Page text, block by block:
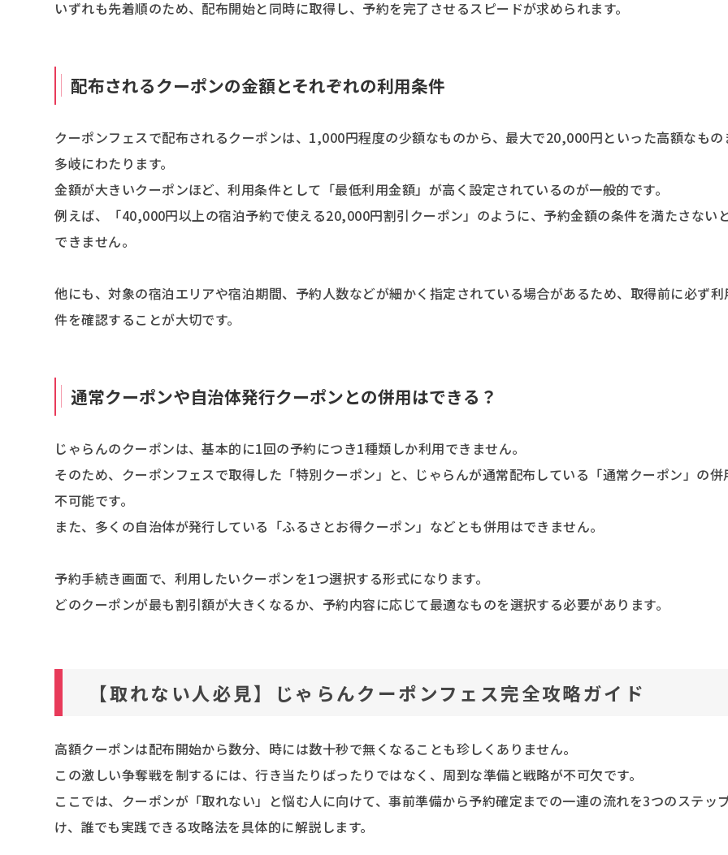
いずれも先着順のため、配布開始と同時に取得し、予約を完了させるスピードが求められます。
配布されるクーポンの金額とそれぞれの利用条件
クーポンフェスで配布されるクーポンは、1,000円程度の少額なものから、最大で20,000円といった高額なもの
多岐にわたります。
金額が大きいクーポンほど、利用条件として「最低利用金額」が高く設定されているのが一般的です。
例えば、「40,000円以上の宿泊予約で使える20,000円割引クーポン」のように、予約金額の条件を満たさない
できません。
他にも、対象の宿泊エリアや宿泊期間、予約人数などが細かく指定されている場合があるため、取得前に必ず利
件を確認することが大切です。
通常クーポンや自治体発行クーポンとの併用はできる？
じゃらんのクーポンは、基本的に1回の予約につき1種類しか利用できません。
そのため、クーポンフェスで取得した「特別クーポン」と、じゃらんが通常配布している「通常クーポン」の併
不可能です。
また、多くの自治体が発行している「ふるさとお得クーポン」などとも併用はできません。
予約手続き画面で、利用したいクーポンを1つ選択する形式になります。
どのクーポンが最も割引額が大きくなるか、予約内容に応じて最適なものを選択する必要があります。
【取れない人必見】じゃらんクーポンフェス完全攻略ガイド
高額クーポンは配布開始から数分、時には数十秒で無くなることも珍しくありません。
この激しい争奪戦を制するには、行き当たりばったりではなく、周到な準備と戦略が不可欠です。
ここでは、クーポンが「取れない」と悩む人に向けて、事前準備から予約確定までの一連の流れを3つのステッ
け、誰でも実践できる攻略法を具体的に解説します。